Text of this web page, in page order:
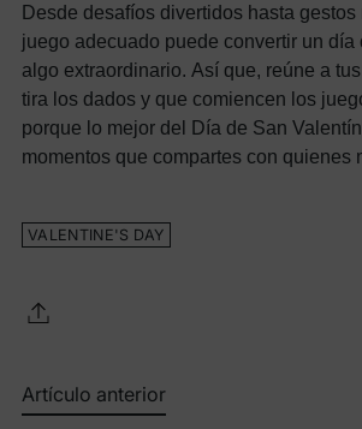
Desde desafíos divertidos hasta gestos
juego adecuado puede convertir un día
algo extraordinario. Así que, reúne a
tira los dados y que comiencen los
porque lo mejor del Día de San
momentos que compartes con quienes
VALENTINE'S DAY
Artículo anterior